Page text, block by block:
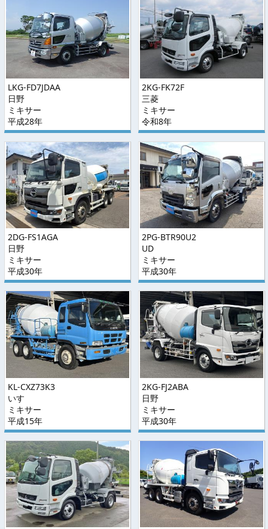
LKG-FD7JDAA
日野
ミキサー
平成28年
2KG-FK72F
三菱
ミキサー
令和8年
2DG-FS1AGA
日野
ミキサー
平成30年
2PG-BTR90U2
UD
ミキサー
平成30年
KL-CXZ73K3
いすゞ
ミキサー
平成15年
2KG-FJ2ABA
日野
ミキサー
平成30年